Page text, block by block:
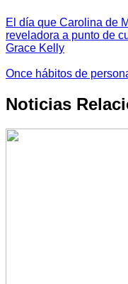
El día que Carolina de
reveladora a punto de
Grace Kelly
Once hábitos de
Noticias